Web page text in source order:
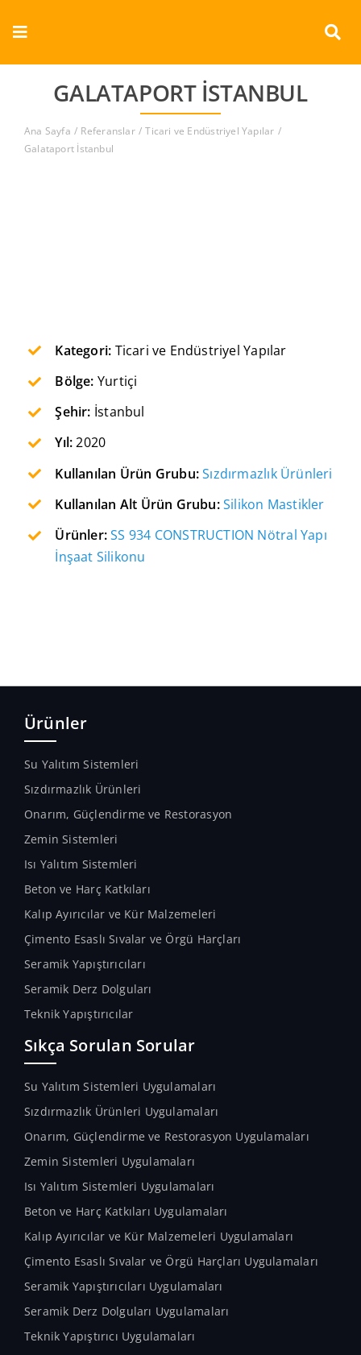
Toggle
Navigation
Kurumsal
Ürünler
Türkçe
GALATAPORT İSTANBUL
Ana Sayfa Referanslar
Ticari ve Endüstriyel Yapılar
Galataport İstanbul
Kategori: Ticari ve Endüstriyel Yapılar
Bölge: Yurtiçi
Şehir: İstanbul
Yıl:2020
Kullanılan Ürün Grubu:Sızdırmazlık Ürünleri
Kullanılan Alt Ürün Grubu:Silikon Mastikler
Ürünler:SS 934 CONSTRUCTION Nötral Yapı
İnşaat Silikonu
Ürünler
Su Yalıtım Sistemleri
Sızdırmazlık Ürünleri
Onarım, Güçlendirme ve Restorasyon
Zemin Sistemleri
Isı Yalıtım Sistemleri
Beton ve Harç Katkıları
Kalıp Ayırıcılar ve Kür Malzemeleri
Çimento Esaslı Sıvalar ve Örgü Harçları
Seramik Yapıştırıcıları
Seramik Derz Dolguları
Teknik Yapıştırıcılar
Sıkça Sorulan Sorular
Su Yalıtım Sistemleri Uygulamaları
Sızdırmazlık Ürünleri Uygulamaları
Onarım, Güçlendirme ve Restorasyon Uygulamaları
Zemin Sistemleri Uygulamaları
Isı Yalıtım Sistemleri Uygulamaları
Beton ve Harç Katkıları Uygulamaları
Kalıp Ayırıcılar ve Kür Malzemeleri Uygulamaları
Çimento Esaslı Sıvalar ve Örgü Harçları Uygulamaları
Seramik Yapıştırıcıları Uygulamaları
Seramik Derz Dolguları Uygulamaları
Teknik Yapıştırıcı Uygulamaları